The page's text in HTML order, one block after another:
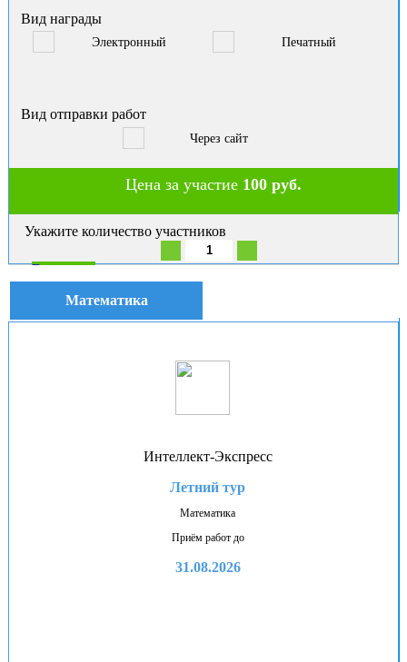
Вид награды
Электронный Печатный
Вид отправки работ
Через сайт
Цена за участие 100 руб.
Укажите количество участников
В корзину
Математика
Интеллект-Экспресс
Летний тур
Математика
Приём работ до
31.08.2026